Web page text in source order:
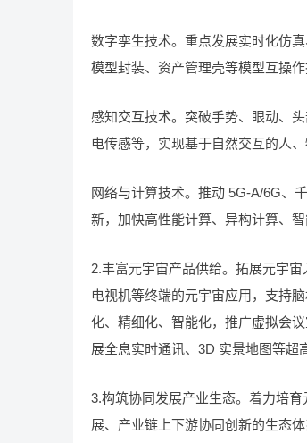
数字孪生技术。重点发展实时化仿
模型封装、资产管理壳等模型互操
感知交互技术。突破手势、眼动、
电传感等，实现基于自然交互的人
网络与计算技术。推动 5G-A/6G、
新，加快高性能计算、异构计算、
2.丰富元宇宙产品供给。拓展元宇
电视机等终端的元宇宙应用，支持
化、精细化、智能化，推广虚拟会
展全息实时通讯、3D 实景地图等超
3.构筑协同发展产业生态。着力培
展、产业链上下游协同创新的生态